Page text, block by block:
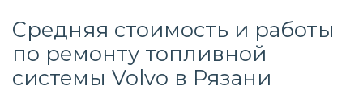
Средняя стоимость и работы
по ремонту топливной
системы Volvo в Рязани